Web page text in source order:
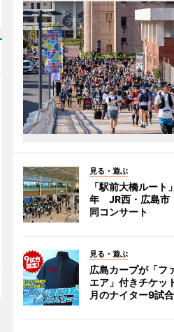
見る・遊ぶ
「駅前大橋ルート
年 JR西・広島市
同コンサート
見る・遊ぶ
広島カープが「フ
エア」付きチケ
月のナイター9試